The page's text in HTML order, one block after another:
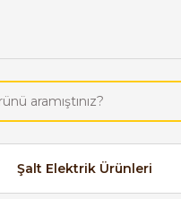
Şalt Elektrik Ürünleri